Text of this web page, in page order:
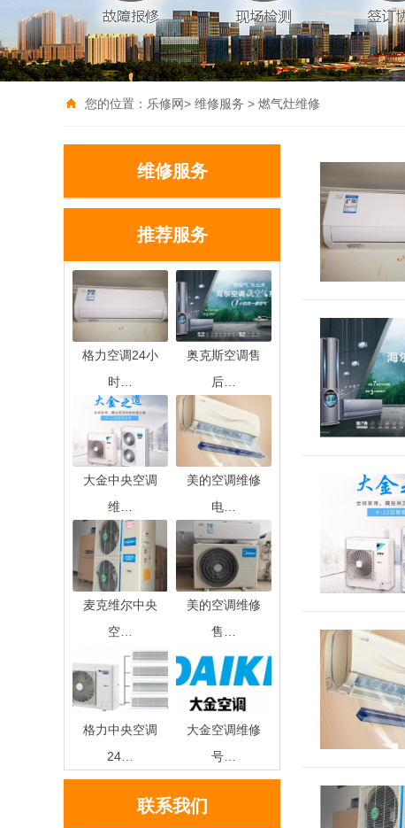
您的位置： 乐修网> 维修服务 > 燃气灶维修
维修服务
推荐服务
格力空调24小
时…
奥克斯空调售
后…
大金中央空调
维…
美的空调维修
电…
麦克维尔中央
空…
美的空调维修
售…
格力中央空调
24…
大金空调维修
号…
联系我们